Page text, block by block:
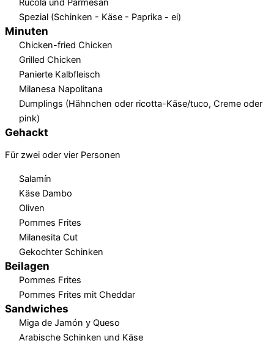
Rucola und Parmesan
Spezial (Schinken - Käse - Paprika - ei)
Minuten
Chicken-fried Chicken
Grilled Chicken
Panierte Kalbfleisch
Milanesa Napolitana
Dumplings (Hähnchen oder ricotta-Käse/tuco, Creme oder
pink)
Gehackt
Für zwei oder vier Personen
Salamín
Käse Dambo
Oliven
Pommes Frites
Milanesita Cut
Gekochter Schinken
Beilagen
Pommes Frites
Pommes Frites mit Cheddar
Sandwiches
Miga de Jamón y Queso
Arabische Schinken und Käse